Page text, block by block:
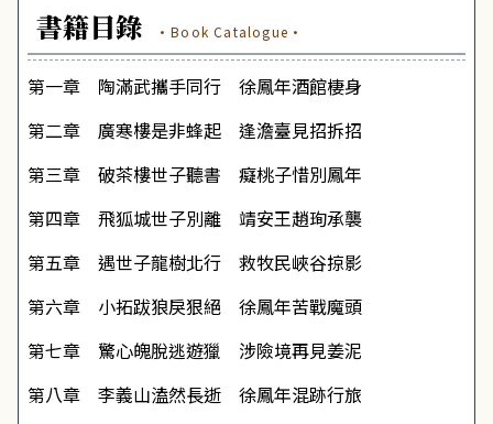
書籍目錄 ·Book Catalogue·
第一章 陶滿武攜手同行 徐鳳年酒館棲身
第二章 廣寒樓是非蜂起 逢澹臺見招拆招
第三章 破茶樓世子聽書 癡桃子惜別鳳年
第四章 飛狐城世子別離 靖安王趙珣承襲
第五章 遇世子龍樹北行 救牧民峽谷掠影
第六章 小拓跋狼戾狠絕 徐鳳年苦戰魔頭
第七章 驚心魄脫逃遊獵 涉險境再見姜泥
第八章 李義山溘然長逝 徐鳳年混跡行旅